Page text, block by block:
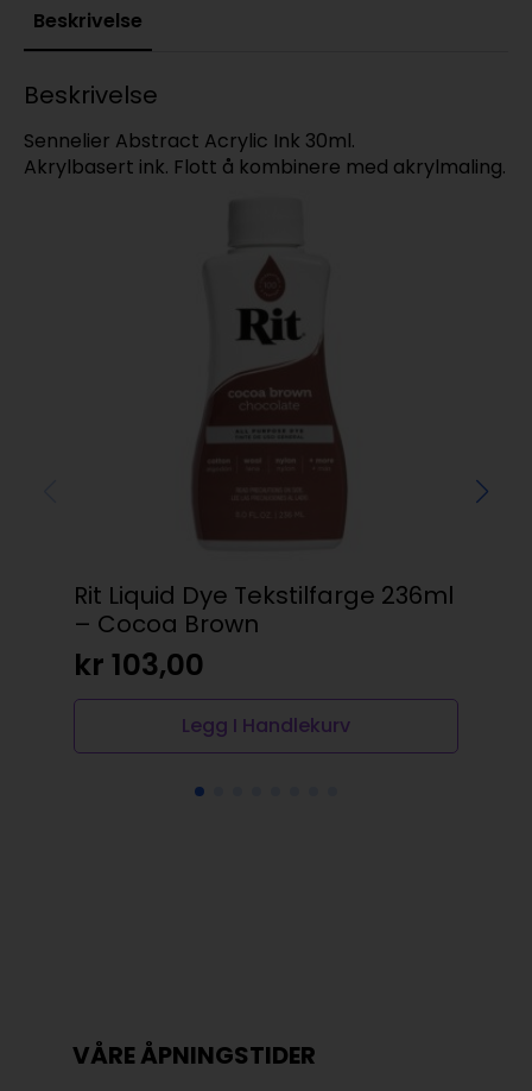
Beskrivelse
Beskrivelse
Sennelier Abstract Acrylic Ink 30ml.
Akrylbasert ink. Flott å kombinere med akrylmaling.
Rit Liquid Dye Tekstilfarge 236ml
– Cocoa Brown
kr 103,00
Legg I Handlekurv
VÅRE ÅPNINGSTIDER